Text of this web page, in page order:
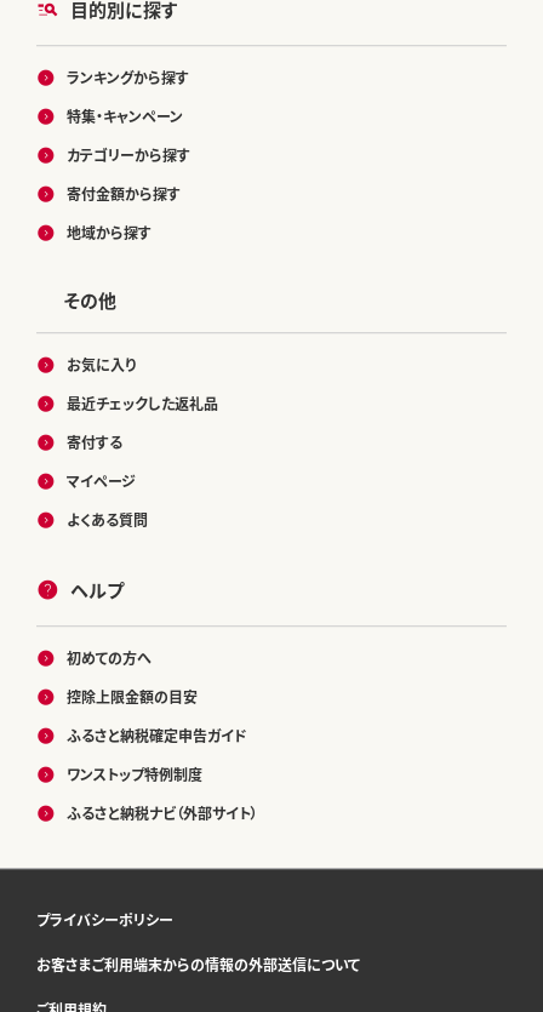
目的別に探す
ランキングから探す
特集・キャンペーン
カテゴリーから探す
寄付金額から探す
地域から探す
その他
お気に入り
最近チェックした返礼品
寄付する
マイページ
よくある質問
ヘルプ
初めての方へ
控除上限金額の目安
ふるさと納税確定申告ガイド
ワンストップ特例制度
ふるさと納税ナビ（外部サイト）
プライバシーポリシー
お客さまご利用端末からの情報の外部送信について